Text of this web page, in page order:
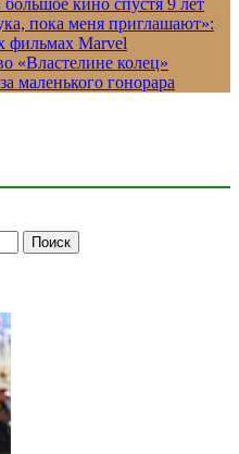
кино спустя 9 лет
пока меня приглашают»:
Marvel
«Властелине колец»
маленького гонорара